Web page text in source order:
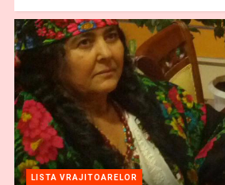
LISTA VRAJITOARELOR